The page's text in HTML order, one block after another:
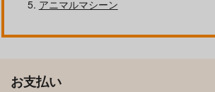
アニマルマシーン
お支払い